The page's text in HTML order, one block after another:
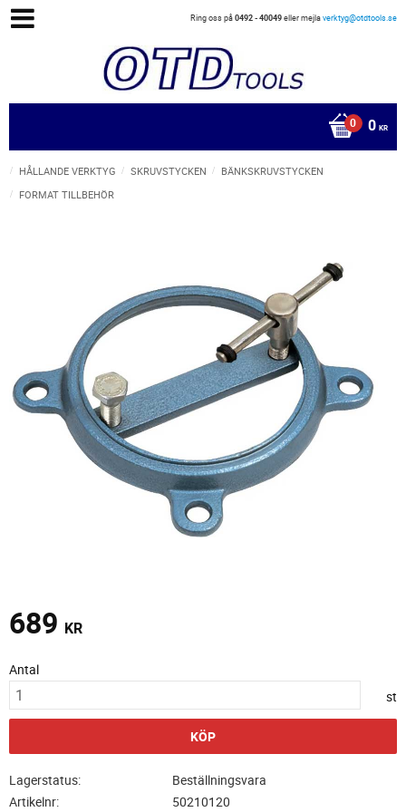
Ring oss på0492 - 40049eller mejlaverktyg@otdtools.se
0 KR
HÅLLANDE VERKTYG SKRUVSTYCKEN
BÄNKSKRUVSTYCKEN
FORMAT TILLBEHÖR
689 KR
Antal
st
KÖP
Lagerstatus
Beställningsvara
Artikelnr
50210120